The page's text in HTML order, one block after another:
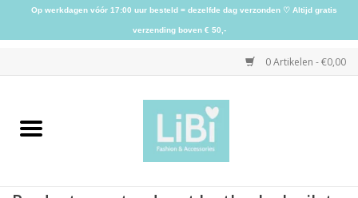
0 Artikelen - €0,00
Home
Op werkdagen vóór 17:00 uur besteld = dezelfde dag verzonden ♡ Altijd gratis
verzending boven € 50,-